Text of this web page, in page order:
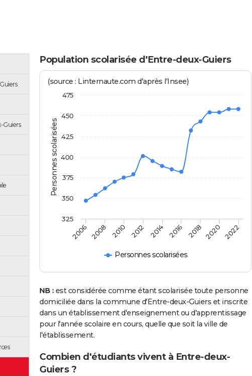
Guiers
Population scolarisée d'Entre-deux-Guiers
Personnes scolarisées
(source : Linternaute.com d'après l'Insee)
Personnes scolarisées
2006 2008 2010 2012 2014 2016 2018 2020 2022
325
350
375
400
425
450
475
NB : est considérée comme étant scolarisée toute personne
domiciliée dans la commune d'Entre-deux-Guiers et inscrite
dans un établissement d'enseignement ou d'apprentissage
pour l'année scolaire en cours, quelle que soit la ville de
l'établissement.
Combien d'étudiants vivent à Entre-deux-
Guiers ?